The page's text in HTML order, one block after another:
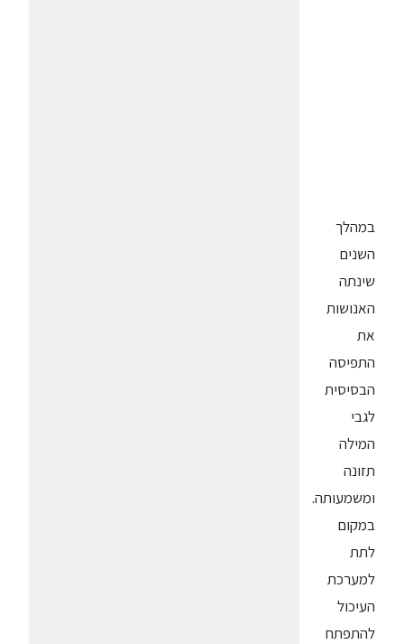
במהלך
השנים
שינתה
האנושות
את
התפיסה
הבסיסית
לגבי
המילה
תזונה
ומשמעותה.
במקום
לתת
למערכת
העיכול
להתפתח